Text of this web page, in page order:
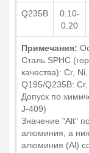
Q235B
0.10-
0.20
Примечания:
Сталь SPHC
качества): Cr,
Q195/Q235B:
Допуск по
J-409)
Значение "Alt"
алюминия, а
алюминия (Al)